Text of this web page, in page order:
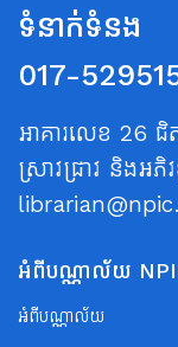
ទំនាក់ទំនង
017-
អាគារលេខ 26 ជិ
ស្រាវជ្រាវ និងអភិវ
អំពីបណ្ណាល័យ
អំពីបណ្ណាល័យ